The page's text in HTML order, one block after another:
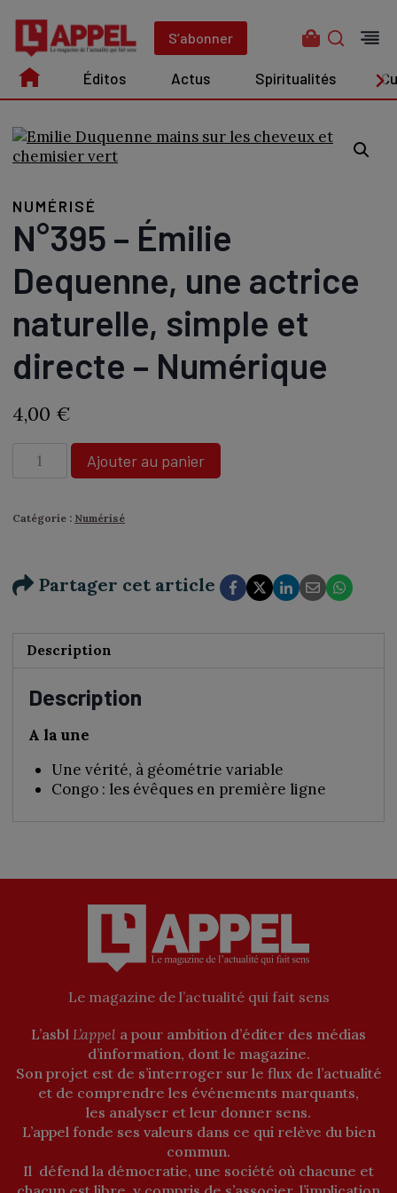
contenu
S’abonner
Édito Actus Spiritualités Culture
Éditos Actus Spiritualités
NUMÉRISÉ
N°395 – Émilie
Dequenne, une actrice
naturelle, simple et
directe – Numérique
4,00 €
quantité
-
Émilie
actrice
directe
Numérique
Ajouter au panier
Catégorie : Numérisé
Partager cet article
Description
Description
A la une
Une vérité, à géométrie variable
Congo : les évêques en première ligne
Le magazine de l’actualité qui fait sens
L’asbl L’appel a pour ambition d’éditer des médias
d’information, dont le magazine.
Son projet est de s’interroger sur le flux de l’actualité
et de comprendre les événements marquants,
les analyser et leur donner sens.
L’appel fonde ses valeurs dans ce qui relève du bien
commun.
Il défend la démocratie, une société où chacune et